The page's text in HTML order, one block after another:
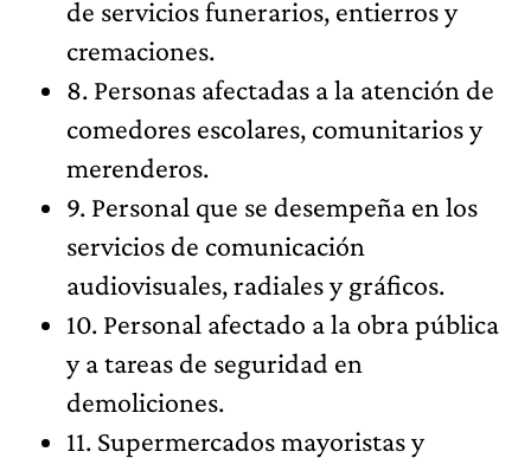
de servicios funerarios, entierros y
cremaciones.
8. Personas afectadas a la atención de
comedores escolares, comunitarios y
merenderos.
9. Personal que se desempeña en los
servicios de comunicación
audiovisuales, radiales y gráficos.
10. Personal afectado a la obra pública
y a tareas de seguridad en
demoliciones.
11. Supermercados mayoristas y